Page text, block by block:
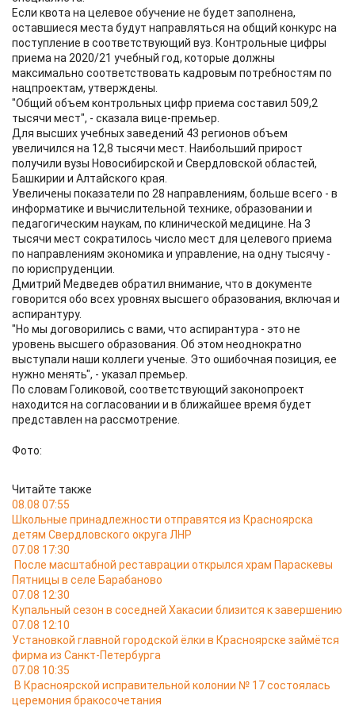
Если квота на целевое обучение не будет заполнена,
оставшиеся места будут направляться на общий конкурс на
поступление в соответствующий вуз. Контрольные цифры
приема на 2020/21 учебный год, которые должны
максимально соответствовать кадровым потребностям по
нацпроектам, утверждены.
"Общий объем контрольных цифр приема составил 509,2
тысячи мест", - сказала вице-премьер.
Для высших учебных заведений 43 регионов объем
увеличился на 12,8 тысячи мест. Наибольший прирост
получили вузы Новосибирской и Свердловской областей,
Башкирии и Алтайского края.
Увеличены показатели по 28 направлениям, больше всего - в
информатике и вычислительной технике, образовании и
педагогическим наукам, по клинической медицине. На 3
тысячи мест сократилось число мест для целевого приема
по направлениям экономика и управление, на одну тысячу -
по юриспруденции.
Дмитрий Медведев обратил внимание, что в документе
говорится обо всех уровнях высшего образования, включая и
аспирантуру.
"Но мы договорились с вами, что аспирантура - это не
уровень высшего образования. Об этом неоднократно
выступали наши коллеги ученые. Это ошибочная позиция, ее
нужно менять", - указал премьер.
По словам Голиковой, соответствующий законопроект
находится на согласовании и в ближайшее время будет
представлен на рассмотрение.
Фото:
Читайте также
08.08 07:55
Школьные принадлежности отправятся из Красноярска
детям Свердловского округа ЛНР
07.08 17:30
После масштабной реставрации открылся храм Параскевы
Пятницы в селе Барабаново
07.08 12:30
Купальный сезон в соседней Хакасии близится к завершению
07.08 12:10
Установкой главной городской ёлки в Красноярске займётся
фирма из Санкт-Петербурга
07.08 10:35
В Красноярской исправительной колонии № 17 состоялась
церемония бракосочетания